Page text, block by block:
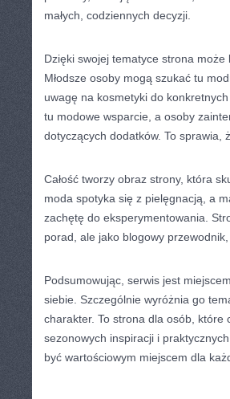
małych, codziennych decyzji.
Dzięki swojej tematyce strona
Młodsze osoby mogą szukać tu
uwagę na kosmetyki do
tu modowe wsparcie, a osoby
dotyczących dodatków. To sprawia,
Całość tworzy obraz strony, która
moda spotyka się z pielęgnacją, a
zachętę do eksperymentowania.
porad, ale jako blogowy
Podsumowując, serwis jest
siebie. Szczególnie wyróżnia go
charakter. To strona dla osób,
sezonowych inspiracji i
być wartościowym miejscem dla